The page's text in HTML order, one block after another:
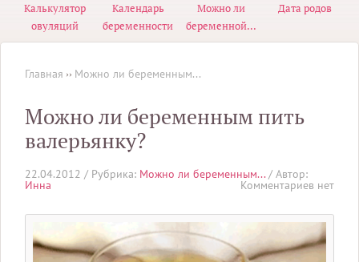
Калькулятор
овуляций
Календарь
беременности
Можно ли
беременной...
Дата родов
Главная ›› Можно ли беременным...
Можно ли беременным пить
валерьянку?
22.04.2012 / Рубрика: Можно ли беременным... / Автор:
Инна Комментариев нет